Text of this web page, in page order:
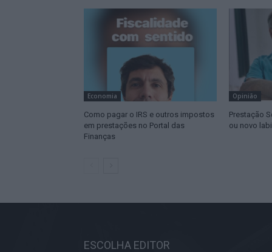
Economia
Como pagar o IRS e outros impostos
em prestações no Portal das
Finanças
Opinião
Prestação
ou novo
ESCOLHA EDITOR